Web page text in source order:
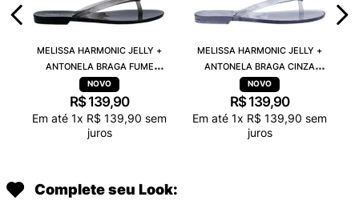
MELISSA HARMONIC JELLY +
ANTONELA BRAGA FUME
TRANSPARENTE 38263
R$ 139,90
Em até 1x R$ 139,90 sem
juros
MELISSA HARMONIC JELLY +
ANTONELA BRAGA CINZA
TRANSPARENTE 38263
R$ 139,90
Em até 1x R$ 139,90 sem
juros
Complete seu Look: